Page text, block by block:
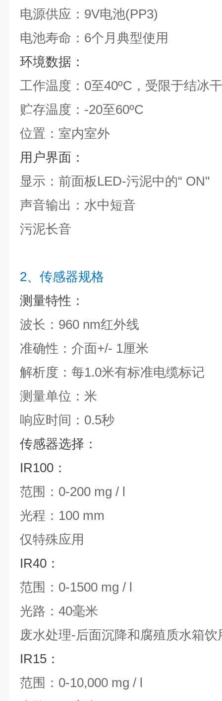
电源供应：9V电池(PP3)
电池寿命：6个月典型使用
环境数据：
工作温度：0至40ºC，受限于结冰
贮存温度：-20至60ºC
位置：室内室外
用户界面：
显示：前面板LED-污泥中的“ ON"
声音输出：水中短音
污泥长音
2、传感器规格
测量特性：
波长：960 nm红外线
准确性：介面+/- 1厘米
解析度：每1.0米有标准电缆标记
测量单位：米
响应时间：0.5秒
传感器选择：
IR100：
范围：0-200 mg / l
光程：100 mm
仅特殊应用
IR40：
范围：0-1500 mg / l
光路：40毫米
废水处理-后面沉降和腐殖质水箱
IR15：
范围：0-10,000 mg / l